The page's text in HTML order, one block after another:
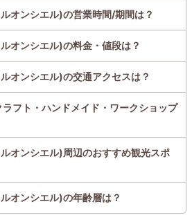
オンシエル)の営業時間/期間は？
オンシエル)の料金・値段は？
オンシエル)の交通アクセスは？
フト・ハンドメイド・ワークショップ
オンシエル)周辺のおすすめ観光スポ
オンシエル)の年齢層は？